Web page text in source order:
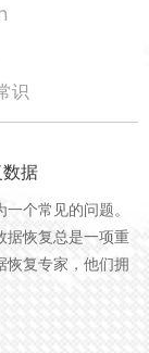
识
据
个常见的问题。
据恢复总是一项重
恢复专家，他们拥